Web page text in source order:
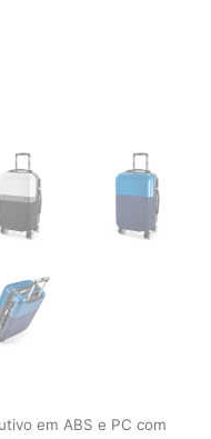
em ABS e PC com